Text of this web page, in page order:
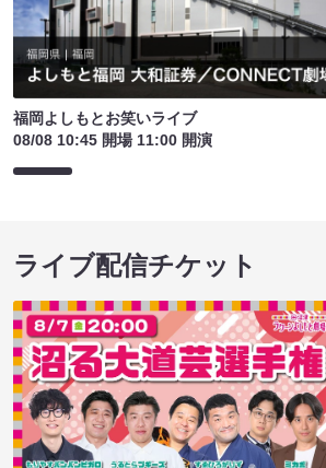
福岡よしもとお笑いライブ
08/08 10:45 開場 11:00 開演
ライブ配信チケット